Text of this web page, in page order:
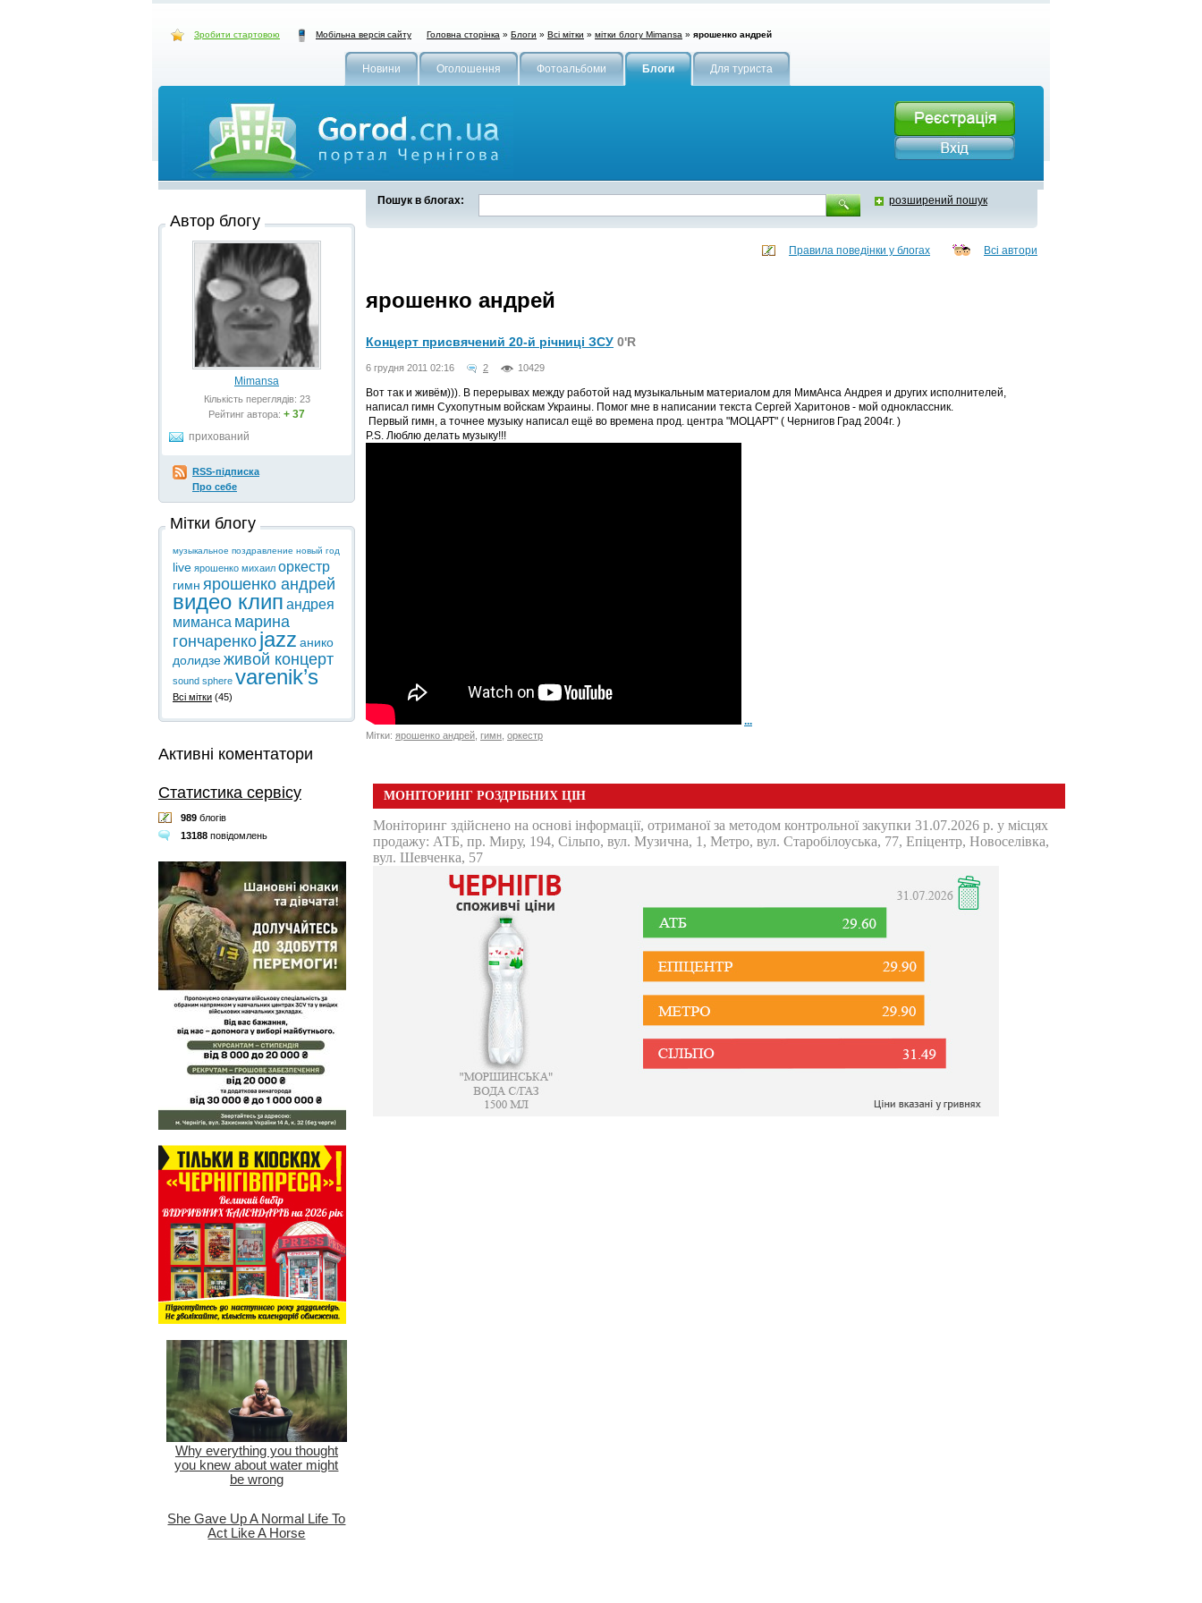
Зробити стартовою Мобільна версія сайту Головна сторінка » Блоги » Всі мітки » мітки блогу Mimansa » ярошенко андрей
Новини Оголошення Фотоальбоми Блоги Для туриста
Пошук в блогах: розширений пошук
Правила поведінки у блогах Всі автори
ярошенко андрей
Концерт присвячений 20-й річниці ЗСУ 0'R
6 грудня 2011 02:16 2 10429
Вот так и живём))). В перерывах между работой над музыкальным материалом для МимАнса Андрея и других исполнителей,
написал гимн Сухопутным войскам Украины. Помог мне в написании текста Сергей Харитонов - мой одноклассник.
Первый гимн, а точнее музыку написал ещё во времена прод. центра "МОЦАРТ" ( Чернигов Град 2004г. )
P.S. Люблю делать музыку!!!
...
Мітки: ярошенко андрей гимн оркестр
Автор блогу
Mimansa
Кількість переглядів: 23
Рейтинг автора: + 37
прихований
RSS-підписка
Про себе
Мітки блогу
музыкальное поздравление новый год
live ярошенко михаил оркестр
гимн ярошенко андрей
видео клип андрея
миманса марина
гончаренко jazz анико
долидзеживой концерт
sound sphere varenik’s
Всі мітки (45)
Активні коментатори
Статистика сервісу
989 блогів
13188 повідомлень